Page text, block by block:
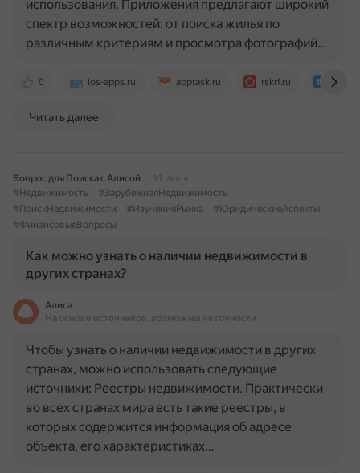
0 ios-apps.ru apptask.ru rskrf.ru
использования. Приложения предлагают широкий
спектр возможностей: от поиска жилья по
различным критериям и просмотра фотографий…
Читать далее
Вопрос для Поиска с Алисой
31 июля
#Недвижимость
#ЗарубежнаяНедвижимость
#ПоискНедвижимости
#ИзучениеРынка
#ЮридическиеАспекты
#ФинансовыеВопросы
Как можно узнать о наличии недвижимости в
других странах?
Алиса
На основе источников, возможны неточности
Чтобы узнать о наличии недвижимости в других
странах, можно использовать следующие
источники: Реестры недвижимости. Практически
во всех странах мира есть такие реестры, в
которых содержится информация об адресе
объекта, его характеристиках…